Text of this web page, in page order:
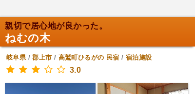
親切で居心地が良かった。
ねむの木
岐阜県/郡上市 / 高鷲町ひるがの 民宿 / 宿泊施設
3.0